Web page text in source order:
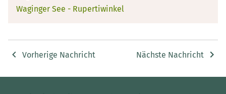
Waginger See - Rupertiwinkel
Vorherige Nachricht Nächste Nachricht